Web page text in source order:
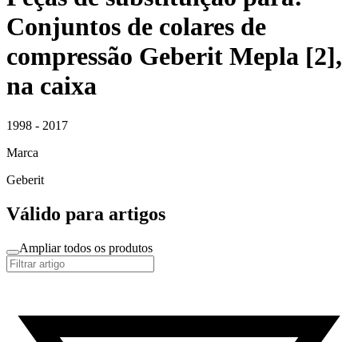
Conjuntos de colares de
compressão Geberit Mepla [2],
na caixa
1998 - 2017
Marca
Geberit
Válido para artigos
Ampliar todos os produtos